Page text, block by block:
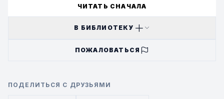
ЧИТАТЬ СНАЧАЛА
В БИБЛИОТЕКУ
ПОЖАЛОВАТЬСЯ
ПОДЕЛИТЬСЯ С ДРУЗЬЯМИ